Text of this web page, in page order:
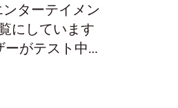
ターテイメン
にしています
がテスト中